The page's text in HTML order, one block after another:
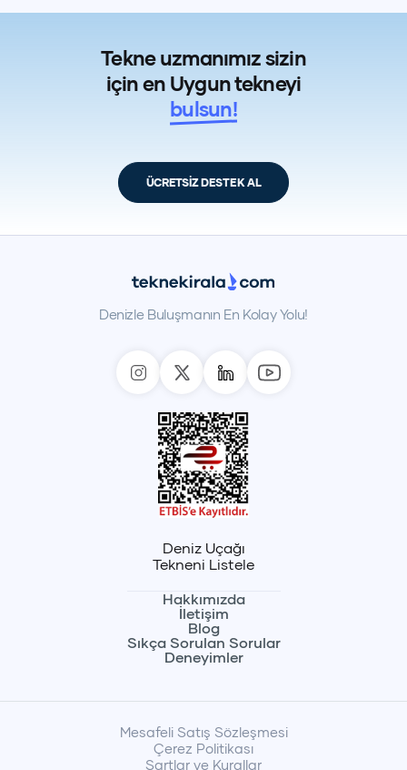
Tekne uzmanımız sizin
için en Uygun tekneyi
bulsun!
ÜCRETSİZ DESTEK AL
Denizle Buluşmanın En Kolay Yolu!
Deniz Uçağı
Tekneni Listele
Hakkımızda
İletişim
Blog
Sıkça Sorulan Sorular
Deneyimler
Mesafeli Satış Sözleşmesi
Çerez Politikası
Şartlar ve Kurallar